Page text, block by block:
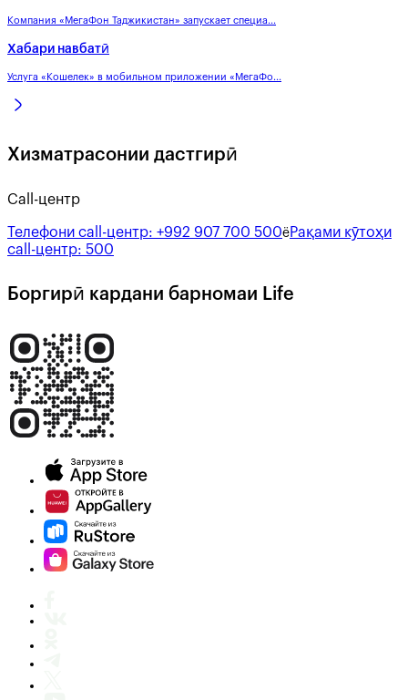
Компания «МегаФон Таджикистан» запускает специа...
Хабари навбатӣ
Услуга «Кошелек» в мобильном приложении «МегаФо...
Хизматрасонии дастгирӣ
Call-центр
Телефони call-центр: +992 907 700 500ёРақами кӯтоҳи
call-центр: 500
Боргирӣ кардани барномаи Life